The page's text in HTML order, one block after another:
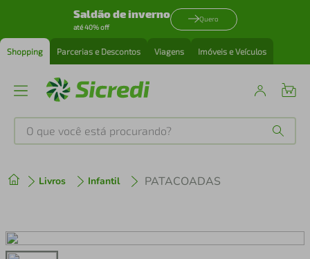
Saldão de inverno
até 40% off
Quero
Shopping Parcerias e Descontos Viagens Imóveis e Veículos
O que você está procurando?
Livros Infantil PATACOADAS
2º cafeteira